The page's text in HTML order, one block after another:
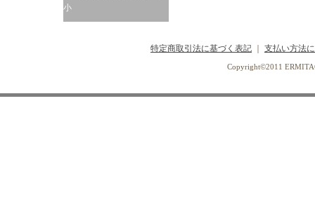
小
特定商取引法に基づく表記 支払い方法
Copyright©2011